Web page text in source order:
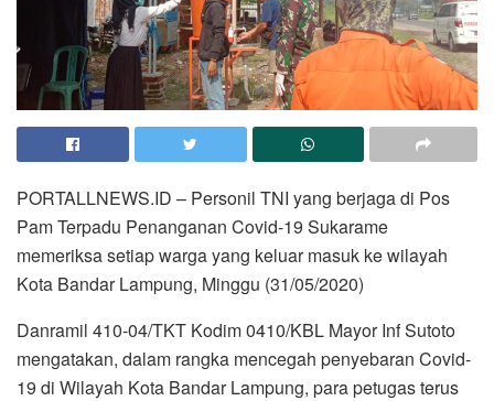
PORTALLNEWS.ID – Personil TNI yang berjaga di Pos
Pam Terpadu Penanganan Covid-19 Sukarame
memeriksa setiap warga yang keluar masuk ke wilayah
Kota Bandar Lampung, Minggu (31/05/2020)
Danramil 410-04/TKT Kodim 0410/KBL Mayor Inf Sutoto
mengatakan, dalam rangka mencegah penyebaran Covid-
19 di Wilayah Kota Bandar Lampung, para petugas terus